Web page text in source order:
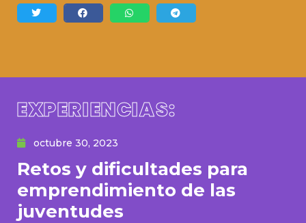
EXPERIENCIAS:
octubre 30, 2023
Retos y dificultades para
emprendimiento de las
juventudes